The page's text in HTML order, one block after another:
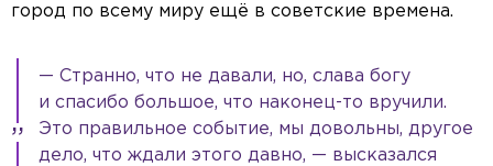
город по всему миру ещё в советские времена.
— Странно, что не давали, но, слава богу
и спасибо большое, что наконец-то вручили.
Это правильное событие, мы довольны, другое
дело, что ждали этого давно, — высказался